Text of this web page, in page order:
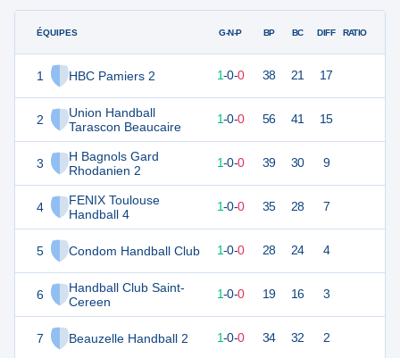
ÉQUIPES
1 HBC Pamiers 2
2
Union Handball
Tarascon Beaucaire
3
H Bagnols Gard
Rhodanien 2
4
FENIX Toulouse
Handball 4
5 Condom Handball Club
6
Handball Club Saint-
Cereen
7 Beauzelle Handball 2
G-N-P BP BC DIFF RATIO
1-0-0 38 21 17
1-0-0 56 41 15
1-0-0 39 30 9
1-0-0 35 28 7
3 1 1-0-0 28 24 4
3 1-0-0 19 16 3
3 1-0-0 34 32 2